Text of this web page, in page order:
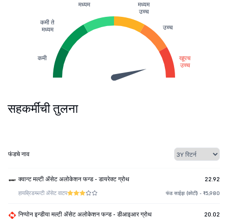
कमी
कमी ते
मध्यम
मध्यम
मध्यम
उच्च
उच्च
खूपच
उच्च
सहकर्मींची तुलना
फंडचे नाव
क्वान्ट मल्टी ॲसेट अलोकेशन फन्ड - डायरेक्ट ग्रोथ 22.92
हायब्रिडमल्टी ॲसेट वाटप फंड साईझ (कोटी) - ₹5,980
निप्पोन इन्डीया मल्टी ॲसेट अलोकेशन फन्ड - डीआइआर ग्रोथ 20.02